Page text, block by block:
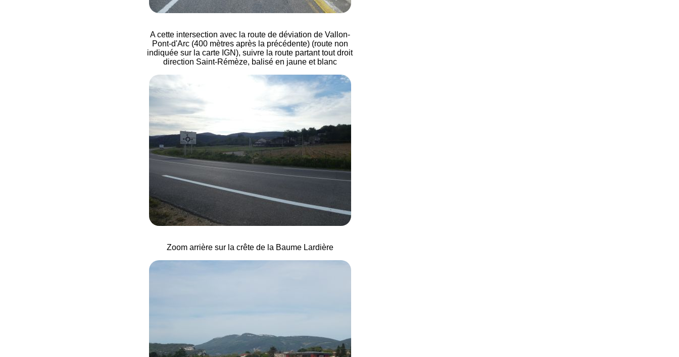
A cette intersection avec la route de déviation de Vallon-
Pont-d'Arc (400 mètres après la précédente) (route non
indiquée sur la carte IGN), suivre la route partant tout droit
direction Saint-Rémèze, balisé en jaune et blanc
Zoom arrière sur la crête de la Baume Lardière